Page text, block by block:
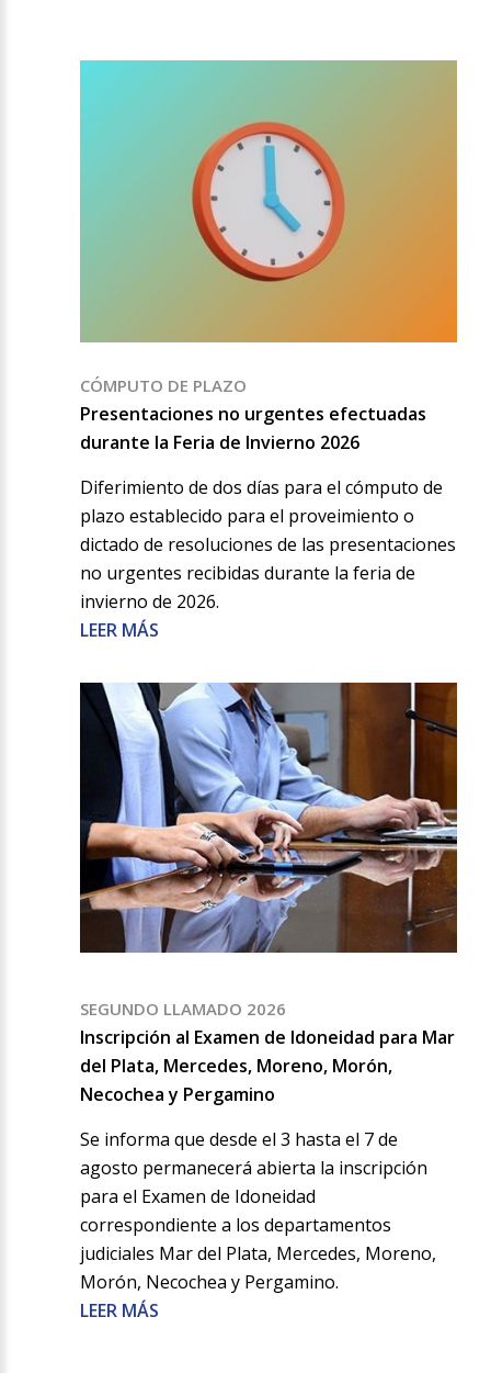
CÓMPUTO DE PLAZO
Presentaciones no urgentes efectuadas
durante la Feria de Invierno 2026
Diferimiento de dos días para el cómputo de
plazo establecido para el proveimiento o
dictado de resoluciones de las presentaciones
no urgentes recibidas durante la feria de
invierno de 2026.
LEER MÁS
SEGUNDO LLAMADO 2026
Inscripción al Examen de Idoneidad para Mar
del Plata, Mercedes, Moreno, Morón,
Necochea y Pergamino
Se informa que desde el 3 hasta el 7 de
agosto permanecerá abierta la inscripción
para el Examen de Idoneidad
correspondiente a los departamentos
judiciales Mar del Plata, Mercedes, Moreno,
Morón, Necochea y Pergamino.
LEER MÁS